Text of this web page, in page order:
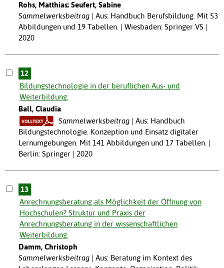
Rohs, Matthias; Seufert, Sabine
Sammelwerksbeitrag
Aus: Handbuch Berufsbildung. Mit 53
Abbildungen und 19 Tabellen. | Wiesbaden: Springer VS |
2020
12
Bildungstechnologie in der beruflichen Aus- und
Weiterbildung.
Ball, Claudia
Sammelwerksbeitrag
Aus: Handbuch
Bildungstechnologie. Konzeption und Einsatz digitaler
Lernumgebungen. Mit 141 Abbildungen und 17 Tabellen. |
Berlin: Springer | 2020
13
Anrechnungsberatung als Möglichkeit der Öffnung von
Hochschulen? Struktur und Praxis der
Anrechnungsberatung in der wissenschaftlichen
Weiterbildung.
Damm, Christoph
Sammelwerksbeitrag
Aus: Beratung im Kontext des